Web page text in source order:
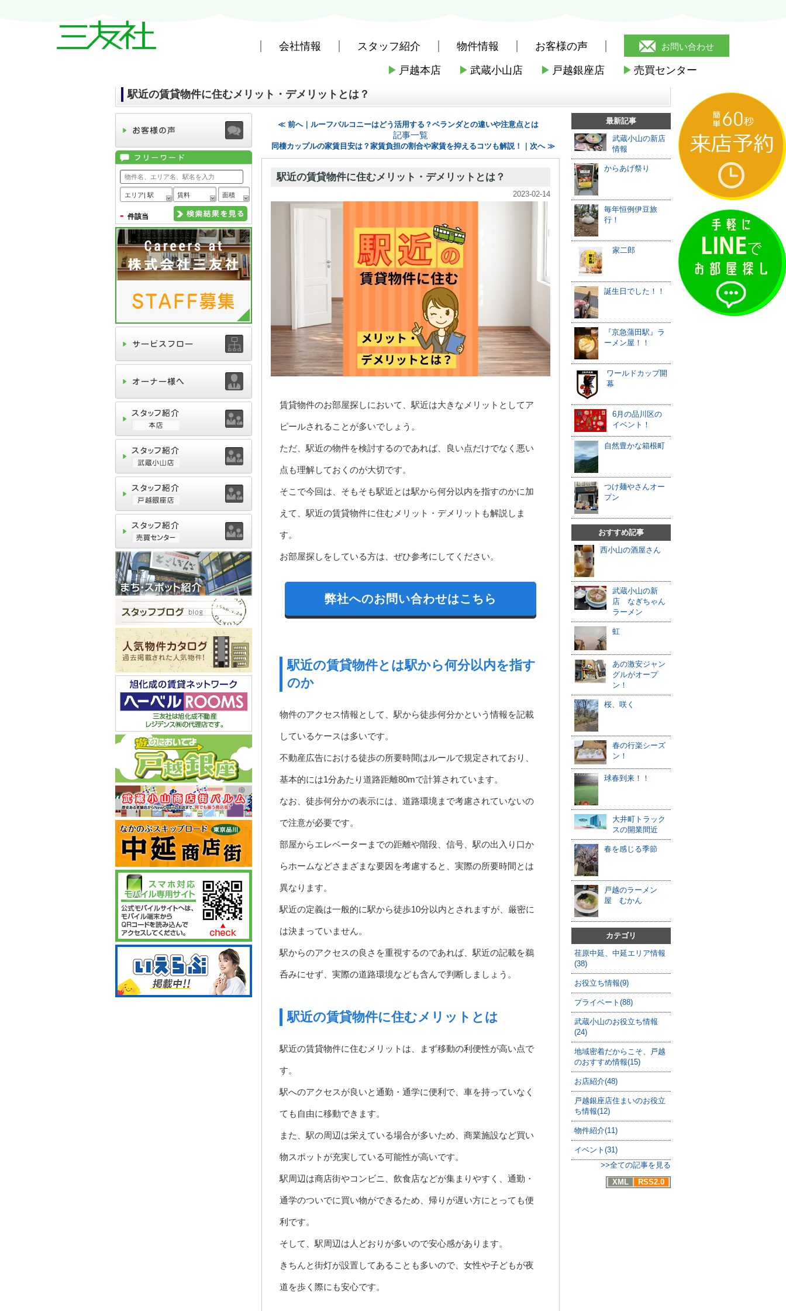
会社情報 スタッフ紹介 物件情報 お客様の声 お問い合わせ
▶ 戸越本店 ▶ 武蔵小山店 ▶ 戸越銀座店 ▶ 売買センター
株式会社三友社 本店のブログ記事一覧 駅近の賃貸物件に住むメリット・デメリットとは？
駅近の賃貸物件に住むメリット・デメリットとは？
≪ 前へ｜ルーフバルコニーはどう活用する？ベランダとの違いや注意点とは
記事一覧
同棲カップルの家賃目安は？家賃負担の割合や家賃を抑えるコツも解説！｜次へ ≫
駅近の賃貸物件に住むメリット・デメリットとは？
2023-02-14
賃貸物件のお部屋探しにおいて、駅近は大きなメリットとしてア
ピールされることが多いでしょう。
ただ、駅近の物件を検討するのであれば、良い点だけでなく悪い
点も理解しておくのが大切です。
そこで今回は、そもそも駅近とは駅から何分以内を指すのかに加
えて、駅近の賃貸物件に住むメリット・デメリットも解説しま
す。
お部屋探しをしている方は、ぜひ参考にしてください。
弊社へのお問い合わせはこちら
駅近の賃貸物件とは駅から何分以内を指す
のか
物件のアクセス情報として、駅から徒歩何分かという情報を記載
しているケースは多いです。
不動産広告における徒歩の所要時間はルールで規定されており、
基本的には1分あたり道路距離80mで計算されています。
なお、徒歩何分かの表示には、道路環境まで考慮されていないの
で注意が必要です。
部屋からエレベーターまでの距離や階段、信号、駅の出入り口か
らホームなどさまざまな要因を考慮すると、実際の所要時間とは
異なります。
駅近の定義は一般的に駅から徒歩10分以内とされますが、厳密に
は決まっていません。
駅からのアクセスの良さを重視するのであれば、駅近の記載を鵜
呑みにせず、実際の道路環境なども含んで判断しましょう。
駅近の賃貸物件に住むメリットとは
駅近の賃貸物件に住むメリットは、まず移動の利便性が高い点で
す。
駅へのアクセスが良いと通勤・通学に便利で、車を持っていなく
ても自由に移動できます。
また、駅の周辺は栄えている場合が多いため、商業施設など買い
物スポットが充実している可能性が高いです。
駅周辺は商店街やコンビニ、飲食店などが集まりやすく、通勤・
通学のついでに買い物ができるため、帰りが遅い方にとっても便
利です。
そして、駅周辺は人どおりが多いので安心感があります。
きちんと街灯が設置してあることも多いので、女性や子どもが夜
道を歩く際にも安心です。
最新記事
武蔵小山の新店
情報
からあげ祭り
毎年恒例伊豆旅
行！
家二郎
誕生日でした！！
『京急蒲田駅』ラ
ーメン屋！！
ワールドカップ開
幕
6月の品川区の
イベント！
自然豊かな箱根町
つけ麺やさんオー
プン
おすすめ記事
西小山の酒屋さん
武蔵小山の新
店 なぎちゃん
ラーメン
虹
あの激安ジャン
グルがオープ
ン！
桜、咲く
春の行楽シーズ
ン！
球春到来！！
大井町トラック
スの開業間近
春を感じる季節
戸越のラーメン
屋 むかん
カテゴリ
荏原中延、中延エリア情報
(38)
お役立ち情報(9)
プライベート(88)
武蔵小山のお役立ち情報
(24)
地域密着だからこそ、戸越
のおすすめ情報(15)
お店紹介(48)
戸越銀座店住まいのお役立
ち情報(12)
物件紹介(11)
イベント(31)
>>全ての記事を見る
XML
RSS2.0
エリア| 駅 賃料 面積
- 件該当